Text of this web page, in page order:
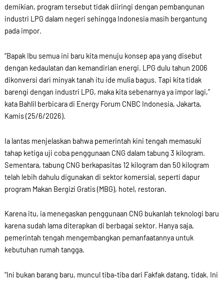
demikian, program tersebut tidak diiringi dengan pembangunan
industri LPG dalam negeri sehingga Indonesia masih bergantung
pada impor.
“Bapak Ibu semua ini baru kita menuju konsep apa yang disebut
dengan kedaulatan dan kemandirian energi. LPG dulu tahun 2006
dikonversi dari minyak tanah itu ide mulia bagus. Tapi kita tidak
barengi dengan industri LPG, maka kita sebenarnya ya impor lagi,”
kata Bahlil berbicara di Energy Forum CNBC Indonesia, Jakarta,
Kamis (25/6/2026).
Ia lantas menjelaskan bahwa pemerintah kini tengah memasuki
tahap ketiga uji coba penggunaan CNG dalam tabung 3 kilogram.
Sementara, tabung CNG berkapasitas 12 kilogram dan 50 kilogram
telah lebih dahulu digunakan di sektor komersial, seperti dapur
program Makan Bergizi Gratis (MBG), hotel, restoran.
Karena itu, ia menegaskan penggunaan CNG bukanlah teknologi baru
karena sudah lama diterapkan di berbagai sektor. Hanya saja,
pemerintah tengah mengembangkan pemanfaatannya untuk
kebutuhan rumah tangga.
“Ini bukan barang baru, muncul tiba-tiba dari Fakfak datang, tidak. Ini